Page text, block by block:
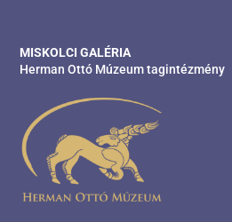
MISKOLCI GALÉRIA
Herman Ottó Múzeum tagintézmény